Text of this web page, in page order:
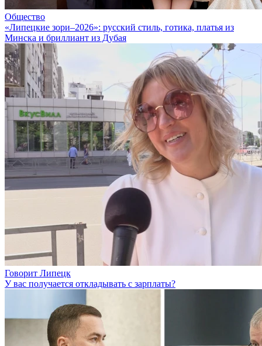
Общество
«Липецкие зори–2026»: русский стиль, готика, платья из
Минска и бриллиант из Дубая
Говорит Липецк
У вас получается откладывать с зарплаты?